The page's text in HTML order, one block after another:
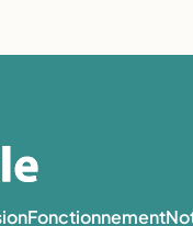
Fonctionnement